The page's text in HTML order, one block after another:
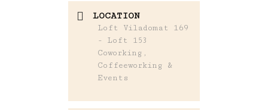
LOCATION
Loft Viladomat 169
- Loft 153
Coworking,
Coffeeworking &
Events